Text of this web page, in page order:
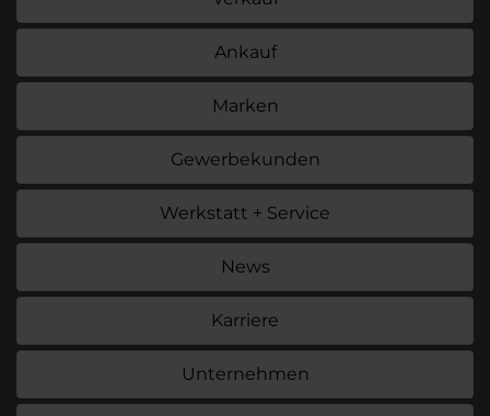
Ankauf
Marken
Gewerbekunden
Werkstatt + Service
News
Karriere
Unternehmen